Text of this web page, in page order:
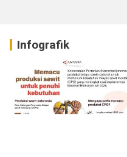
Infografik